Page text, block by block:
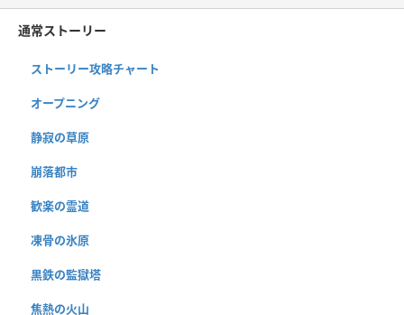
通常ストーリー
ストーリー攻略チャート
オープニング
静寂の草原
崩落都市
歓楽の霊道
凍骨の氷原
黒鉄の監獄塔
焦熱の火山